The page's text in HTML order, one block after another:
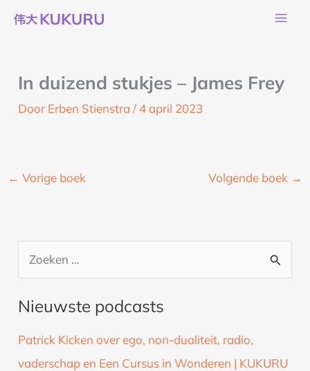
naar
In duizend stukjes – James Frey
Door Erben Stienstra/ 4 april 2023
← Vorige boek Volgende boek →
e
k
Nieuwste podcasts
Patrick Kicken over ego, non-dualiteit, radio,
vaderschap en Een Cursus in Wonderen | KUKURU